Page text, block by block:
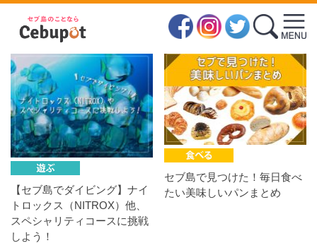
まとめ記事
【セブ島でダイビング】ナイ
トロックス（NITROX）他、
スペシャリティコースに挑戦
しよう！
セブ島で見つけた！毎日食べ
たい美味しいパンまとめ